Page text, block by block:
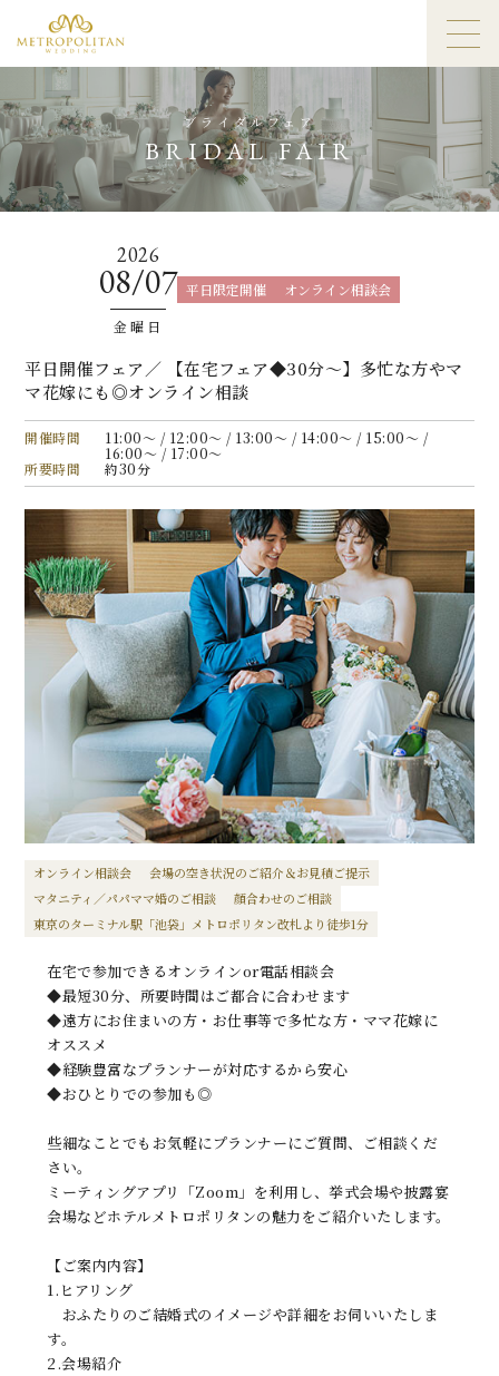
ブライダルフェア
BRIDAL FAIR
2026
08/07
金曜日
平日限定開催 オンライン相談会
平日開催フェア／ 【在宅フェア◆30分〜】多忙な方やマ
マ花嫁にも◎オンライン相談
開催時間
11:00〜 / 12:00〜 / 13:00〜 / 14:00〜 / 15:00〜 /
16:00〜 / 17:00〜
所要時間
約30分
オンライン相談会
会場の空き状況のご紹介＆お見積ご提示
マタニティ／パパママ婚のご相談
顔合わせのご相談
東京のターミナル駅「池袋」メトロポリタン改札より徒歩1分
在宅で参加できるオンラインor電話相談会
◆最短30分、所要時間はご都合に合わせます
◆遠方にお住まいの方・お仕事等で多忙な方・ママ花嫁に
オススメ
◆経験豊富なプランナーが対応するから安心
◆おひとりでの参加も◎
些細なことでもお気軽にプランナーにご質問、ご相談くだ
さい。
ミーティングアプリ「Zoom」を利用し、挙式会場や披露宴
会場などホテルメトロポリタンの魅力をご紹介いたします。
【ご案内内容】
1.ヒアリング
おふたりのご結婚式のイメージや詳細をお伺いいたしま
す。
2.会場紹介